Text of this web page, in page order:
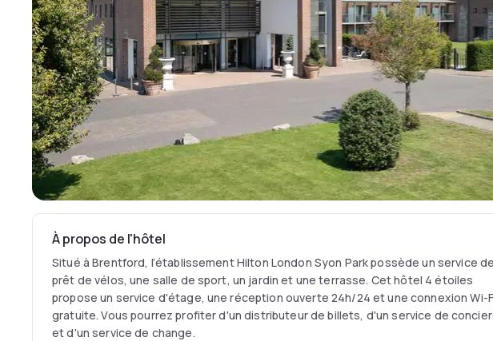
À propos de l'hôtel
Situé à Brentford, l’établissement Hilton London Syon Park possède un service de
prêt de vélos, une salle de sport, un jardin et une terrasse. Cet hôtel 4 étoiles
propose un service d'étage, une réception ouverte 24h/24 et une connexion Wi-
gratuite. Vous pourrez profiter d'un distributeur de billets, d'un service de
et d'un service de change.